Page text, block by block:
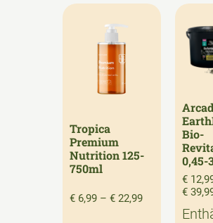
Tropica
Premium
Nutrition 125-
750ml
€ 6,99 – € 22,99
Bio-
0,45-
€
€